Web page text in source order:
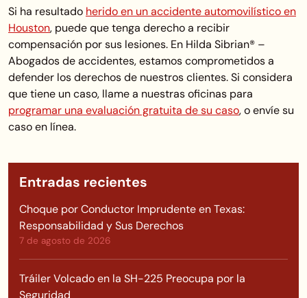
Si ha resultado herido en un accidente automovilístico en
Houston, puede que tenga derecho a recibir
compensación por sus lesiones. En Hilda Sibrian® –
Abogados de accidentes, estamos comprometidos a
defender los derechos de nuestros clientes. Si considera
que tiene un caso, llame a nuestras oficinas para
programar una evaluación gratuita de su caso, o envíe su
caso en línea.
Entradas recientes
Choque por Conductor Imprudente en Texas:
Responsabilidad y Sus Derechos
7 de agosto de 2026
Tráiler Volcado en la SH-225 Preocupa por la
Seguridad